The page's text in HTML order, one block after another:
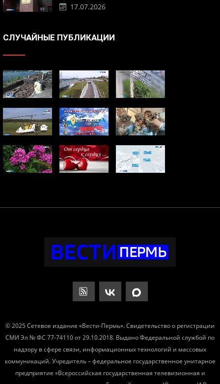
17.07.2026
СЛУЧАЙНЫЕ ПУБЛИКАЦИИ
© 2025 Сетевое издание «Вести-Пермь». Свидетельство о регистрации
СМИ Эл № ФС 77-74110 от 29.10.2018. Выдано Федеральной службой по
надзору в сфере связи, информационных технологий и массовых
коммуникаций. Учредитель – федеральное государственное унитарное
предприятие «Всероссийская государственная телевизионная и